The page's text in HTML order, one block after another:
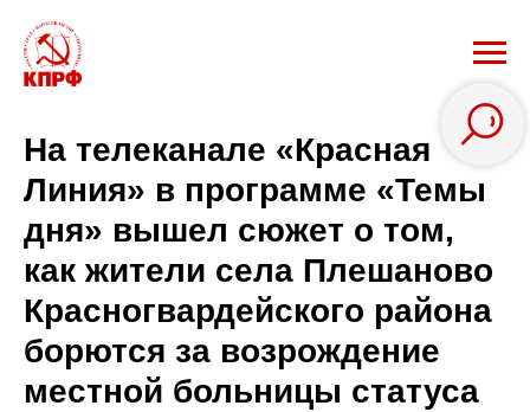
На телеканале «Красная
Линия» в программе «Темы
дня» вышел сюжет о том,
как жители села Плешаново
Красногвардейского района
борются за возрождение
местной больницы статуса